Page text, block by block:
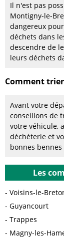
Il n'est pas
Montigny-le-
dangereux
déchets dans
descendre de
leurs déchets
Comment
Avant votre
conseillons de
votre véhicule,
déchèterie et
bonnes
Les
Voisins-le-
Guyancourt
Trappes
Magny-les-